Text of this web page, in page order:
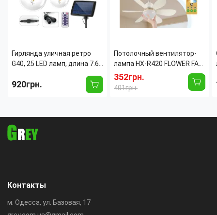
Гирлянда уличная ретро
G40, 25 LED ламп, длина 7.6
влагозащита IP44, для
террасы, сада и беседки
920грн.
Потолочный вентилятор-
лампа HX-R420 FLOWER FAN
LIGHT 30Вт E27 с пультом
ДУ, LED светильник с
вентилятором, 3 скорости,
352грн.
401грн.
Контакты
м. Одесса, ул. Базовая, 17